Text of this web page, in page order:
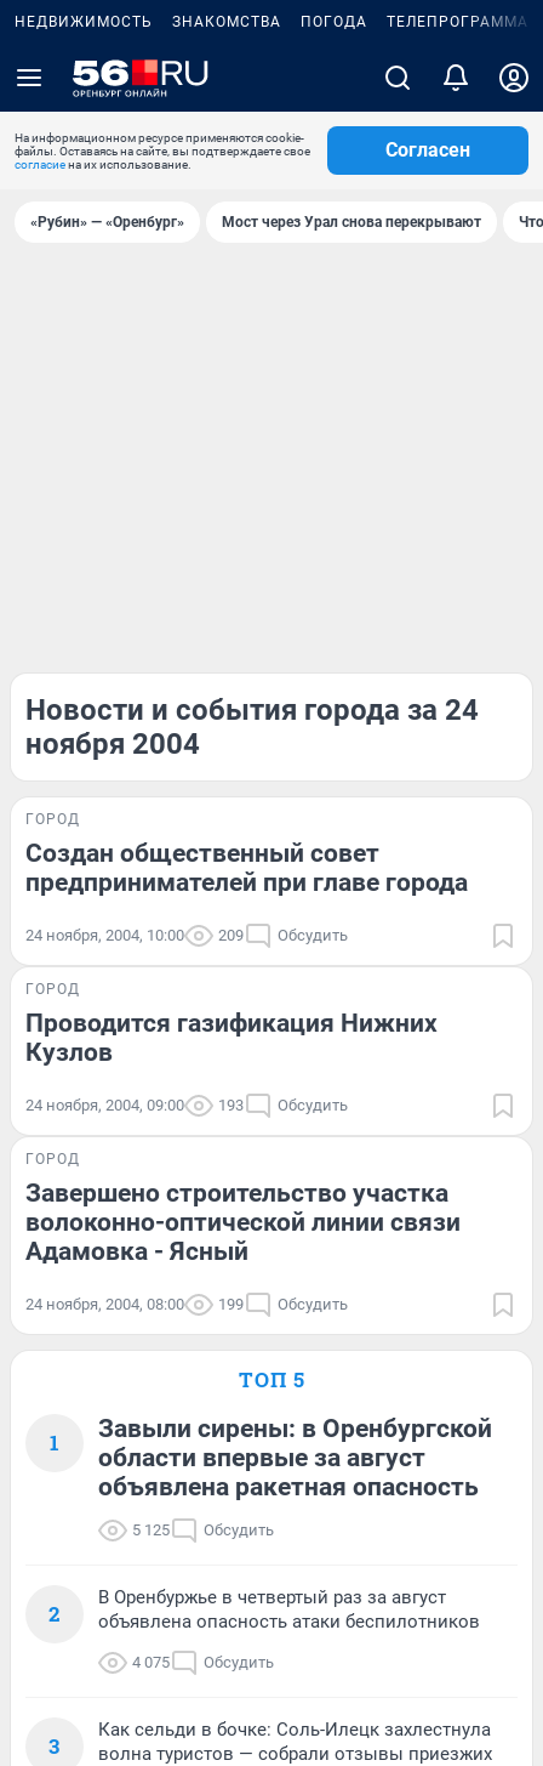
НЕДВИЖИМОСТЬ ЗНАКОМСТВА ПОГОДА ТЕЛЕПРОГРАММА
На информационном ресурсе применяются cookie-
файлы. Оставаясь на сайте, вы подтверждаете свое
согласиена их использование.
Согласен
«Рубин» — «Оренбург» Мост через Урал снова перекрывают
Новости и события города за 24
ноября 2004
ГОРОД
Создан общественный совет
предпринимателей при главе города
24 ноября, 2004, 10:00 209 Обсудить
ГОРОД
Проводится газификация Нижних
Кузлов
24 ноября, 2004, 09:00 193 Обсудить
ГОРОД
Завершено строительство участка
волоконно-оптической линии связи
Адамовка - Ясный
24 ноября, 2004, 08:00 199 Обсудить
ТОП 5
1
Завыли сирены: в Оренбургской
области впервые за август
объявлена ракетная опасность
5 125 Обсудить
2
В Оренбуржье в четвертый раз за август
объявлена опасность атаки беспилотников
4 075 Обсудить
3
Как сельди в бочке: Соль-Илецк захлестнула
волна туристов — собрали отзывы приезжих